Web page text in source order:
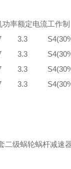
功率额定电流工作制
3.3
3.3
3.3
3.3
级蜗轮蜗杆减速器